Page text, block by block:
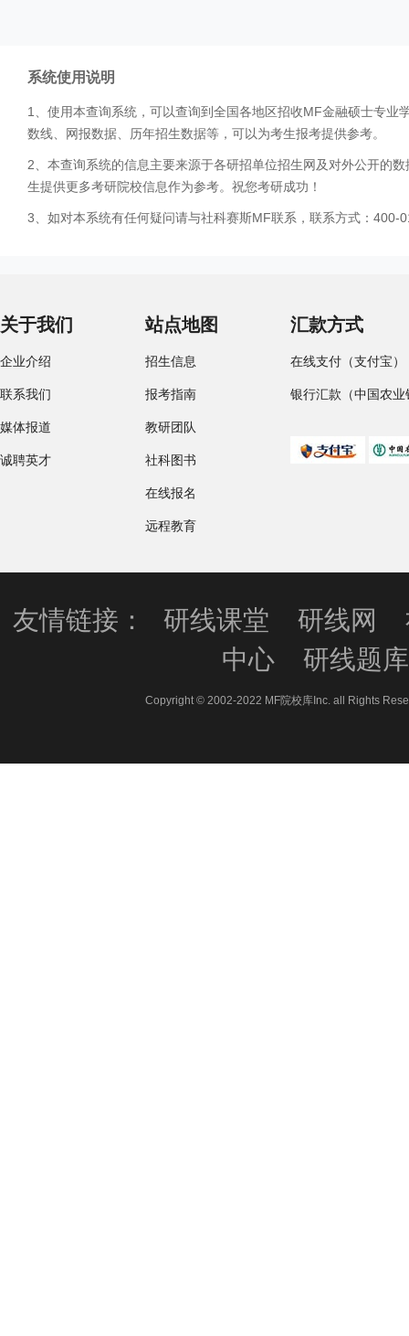
系统使用说明
1、使用本查询系统，可以查询到全国各地区招收MF金融硕士专
数线、网报数据、历年招生数据等，可以为考生报考提供参考。
2、本查询系统的信息主要来源于各研招单位招生网及对外公开的
生提供更多考研院校信息作为参考。祝您考研成功！
3、如对本系统有任何疑问请与社科赛斯MF联系，联系方式：400-
关于我们
企业介绍
联系我们
媒体报道
诚聘英才
站点地图
招生信息
报考指南
教研团队
社科图书
在线报名
远程教育
汇款方式
在线支付（支付宝）
银行汇款（中国农业
友情链接： 研线课堂 研线网
中心
研线题库
Copyright © 2002-2022 MF院校库Inc. all Rights